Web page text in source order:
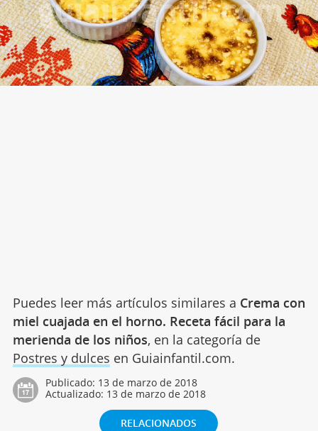
Puedes leer más artículos similares a Crema con
miel cuajada en el horno. Receta fácil para la
merienda de los niños, en la categoría de
Postres y dulces en Guiainfantil.com.
Publicado: 13 de marzo de 2018
Actualizado: 13 de marzo de 2018
RELACIONADOS